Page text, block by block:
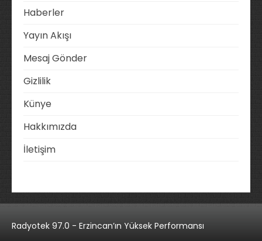
Haberler
Yayın Akışı
Mesaj Gönder
Gizlilik
Künye
Hakkımızda
İletişim
Radyotek 97.0 - Erzincan’ın Yüksek Performansı